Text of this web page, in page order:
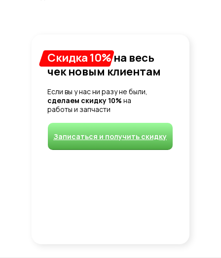
Скидка 10%на весь
чек новым клиентам
Если вы у нас ни разу не были,
сделаем скидку 10% на
работы и запчасти
Записаться и получить скидку